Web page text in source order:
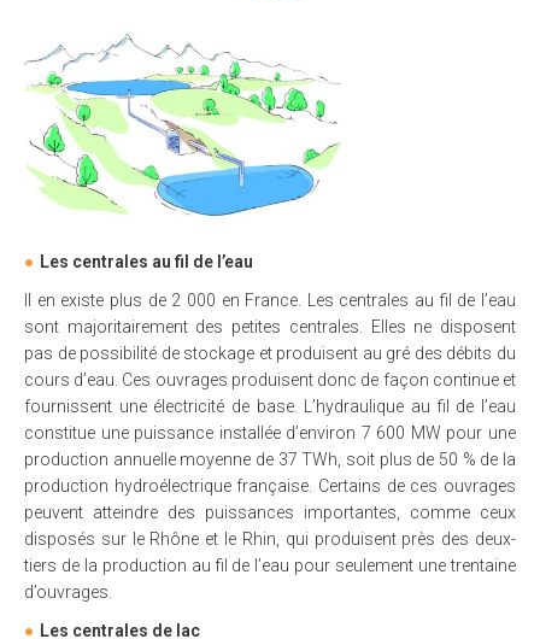
Les centrales au fil de l’eau
Il en existe plus de 2 000 en France. Les centrales au fil de l’eau
sont majoritairement des petites centrales. Elles ne disposent
pas de possibilité de stockage et produisent au gré des débits du
cours d’eau. Ces ouvrages produisent donc de façon continue et
fournissent une électricité de base. L’hydraulique au fil de l’eau
constitue une puissance installée d’environ 7 600 MW pour une
production annuelle moyenne de 37 TWh, soit plus de 50 % de la
production hydroélectrique française. Certains de ces ouvrages
peuvent atteindre des puissances importantes, comme ceux
disposés sur le Rhône et le Rhin, qui produisent près des deux-
tiers de la production au fil de l’eau pour seulement une trentaine
d’ouvrages.
Les centrales de lac